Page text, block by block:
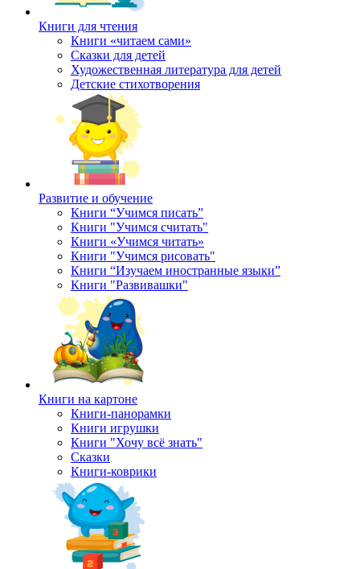
Книги для чтения
Книги «читаем сами»
Сказки для детей
Художественная литература для детей
Детские стихотворения
Развитие и обучение
Книги “Учимся писать”
Книги "Учимся считать"
Книги «Учимся читать»
Книги "Учимся рисовать"
Книги “Изучаем иностранные языки”
Книги "Развивашки"
Книги на картоне
Книги-панорамки
Книги игрушки
Книги "Хочу всё знать"
Сказки
Книги-коврики